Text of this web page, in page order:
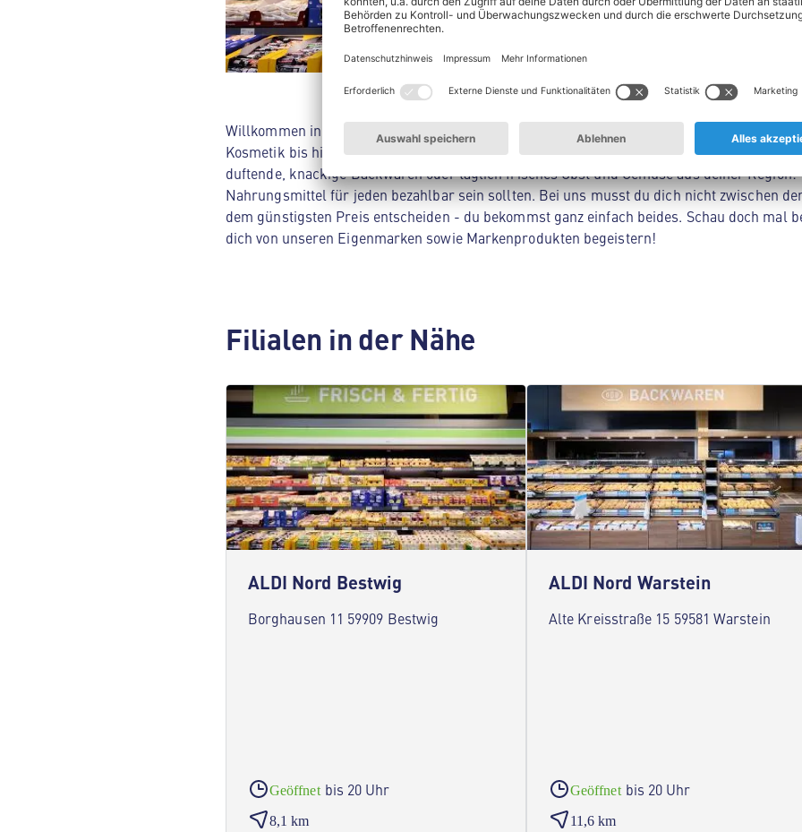
Willkommen in deinem ALDI Nord! Hier findest du alles, was dein Herz begehrt - von
Kosmetik bis hin zu Haushaltsprodukten. Unser Spezialgebiet? Hochwertige Produkte
duftende, knackige Backwaren oder täglich frisches Obst und Gemüse aus deiner
Nahrungsmittel für jeden bezahlbar sein sollten. Bei uns musst du dich nicht zwischen
dem günstigsten Preis entscheiden - du bekommst ganz einfach beides. Schau doch mal
dich von unseren Eigenmarken sowie Markenprodukten begeistern!
Filialen in der Nähe
ALDI Nord Bestwig
Borghausen 11 59909 Bestwig
Geöffnet bis 20 Uhr
8,1 km
ALDI Nord Warstein
Alte Kreisstraße 15 59581 Warstein
Geöffnet bis 20 Uhr
11,6 km